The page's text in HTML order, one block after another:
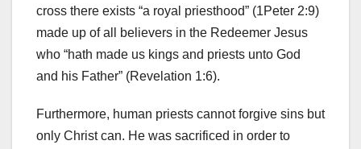
cross there exists “a royal priesthood” (1Peter 2:9)
made up of all believers in the Redeemer Jesus
who “hath made us kings and priests unto God
and his Father” (Revelation 1:6).
Furthermore, human priests cannot forgive sins but
only Christ can. He was sacrificed in order to